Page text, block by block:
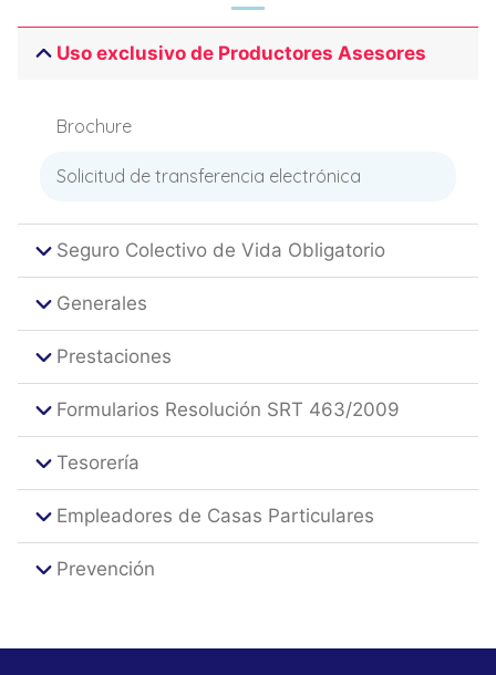
Uso exclusivo de Productores Asesores
Brochure
Solicitud de transferencia electrónica
Seguro Colectivo de Vida Obligatorio
Generales
Prestaciones
Formularios Resolución SRT 463/2009
Tesorería
Empleadores de Casas Particulares
Prevención